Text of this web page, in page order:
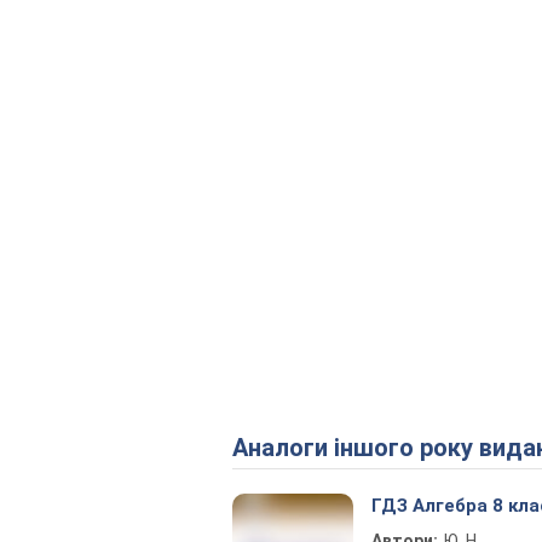
Аналоги іншого року
ГДЗ Алгебра 8